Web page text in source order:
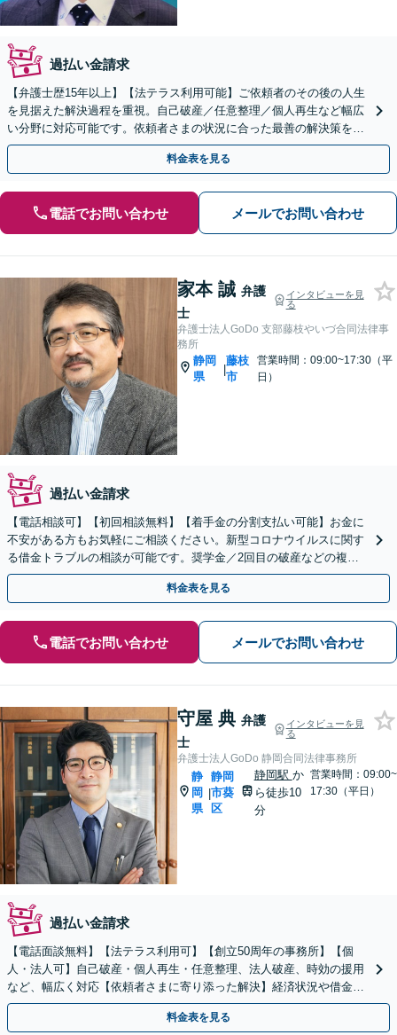
過払い金請求
【弁護士歴15年以上】【法テラス利用可能】ご依頼者のその後の人生
を見据えた解決過程を重視。自己破産／任意整理／個人再生など幅広
い分野に対応可能です。依頼者さまの状況に合った最善の解決策をご
提案します。【初回相談無料】【静岡駅10分】
料金表を見る
電話でお問い合わせ メールでお問い合わせ
家本 誠 弁護
士
インタビューを見
る
弁護士法人GoDo 支部藤枝やいづ合同法律事
務所
静岡
県
|
藤枝
市
営業時間：09:00~17:30（平
日）
過払い金請求
【電話相談可】【初回相談無料】【着手金の分割支払い可能】お金に
不安がある方もお気軽にご相談ください。新型コロナウイルスに関す
る借金トラブルの相談が可能です。奨学金／2回目の破産などの複雑
な借金問題を解決。
料金表を見る
電話でお問い合わせ メールでお問い合わせ
守屋 典 弁護
士
インタビューを見
る
弁護士法人GoDo 静岡合同法律事務所
静
岡
県
|
静岡
市葵
区
静岡駅 か
ら徒歩10
分
営業時間：09:00~
17:30（平日）
過払い金請求
【電話面談無料】【法テラス利用可】【創立50周年の事務所】【個
人・法人可】自己破産・個人再生・任意整理、法人破産、時効の援用
など、幅広く対応【依頼者さまに寄り添った解決】経済状況や借金の
理由など、丁寧にヒアリングします！【静岡駅10分】
料金表を見る